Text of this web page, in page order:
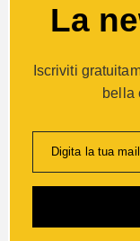
La
Iscriviti
bella
Digita la tua mail